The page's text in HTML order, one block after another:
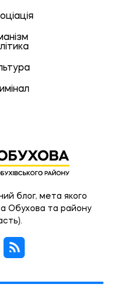
блог, мета якого
Обухова та району